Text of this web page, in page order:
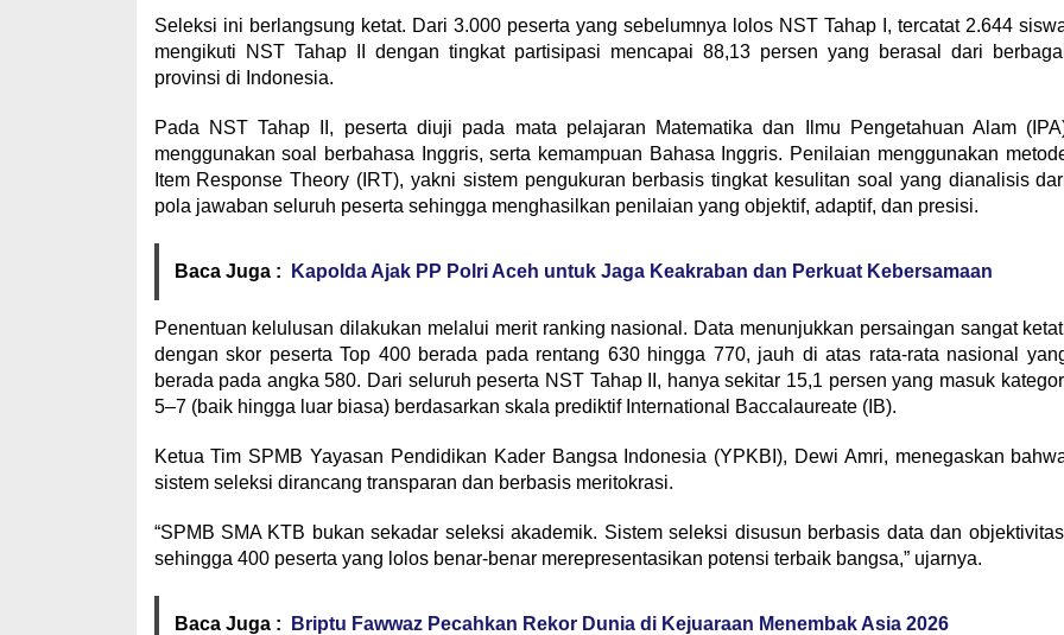
Seleksi ini berlangsung ketat. Dari 3.000 peserta yang sebelumnya lolos NST Tahap I, tercatat 2.644
mengikuti NST Tahap II dengan tingkat partisipasi mencapai 88,13 persen yang berasal dari
provinsi di Indonesia.
Pada NST Tahap II, peserta diuji pada mata pelajaran Matematika dan Ilmu Pengetahuan Alam
menggunakan soal berbahasa Inggris, serta kemampuan Bahasa Inggris. Penilaian menggunakan
Item Response Theory (IRT), yakni sistem pengukuran berbasis tingkat kesulitan soal yang dianalisis
pola jawaban seluruh peserta sehingga menghasilkan penilaian yang objektif, adaptif, dan presisi.
Baca Juga : Kapolda Ajak PP Polri Aceh untuk Jaga Keakraban dan Perkuat Kebersamaan
Penentuan kelulusan dilakukan melalui merit ranking nasional. Data menunjukkan persaingan sangat
dengan skor peserta Top 400 berada pada rentang 630 hingga 770, jauh di atas rata-rata nasional
berada pada angka 580. Dari seluruh peserta NST Tahap II, hanya sekitar 15,1 persen yang masuk
5–7 (baik hingga luar biasa) berdasarkan skala prediktif International Baccalaureate (IB).
Ketua Tim SPMB Yayasan Pendidikan Kader Bangsa Indonesia (YPKBI), Dewi Amri, menegaskan
sistem seleksi dirancang transparan dan berbasis meritokrasi.
“SPMB SMA KTB bukan sekadar seleksi akademik. Sistem seleksi disusun berbasis data dan
sehingga 400 peserta yang lolos benar-benar merepresentasikan potensi terbaik bangsa,” ujarnya.
Baca Juga : Briptu Fawwaz Pecahkan Rekor Dunia di Kejuaraan Menembak Asia 2026